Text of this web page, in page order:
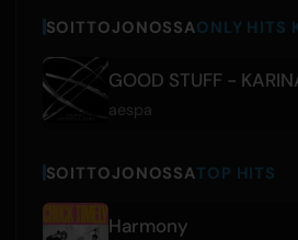
SOITTOJONOSSAONLY HITS
GOOD STUFF -
aespa
SOITTOJONOSSATOP HITS
Harmony